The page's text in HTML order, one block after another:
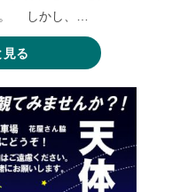
。 しかし、…
見る